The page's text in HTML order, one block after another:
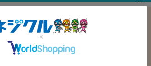
表面処理：ｸﾛﾒｰﾄ(黄土)
在庫：